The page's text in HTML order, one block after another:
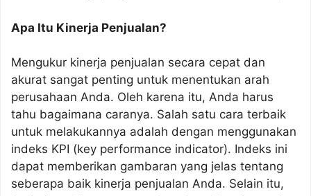
Apa Itu Kinerja Penjualan?
Mengukur kinerja penjualan secara cepat dan
akurat sangat penting untuk menentukan arah
perusahaan Anda. Oleh karena itu, Anda harus
tahu bagaimana caranya. Salah satu cara terbaik
untuk melakukannya adalah dengan menggunakan
indeks KPI (key performance indicator). Indeks ini
dapat memberikan gambaran yang jelas tentang
seberapa baik kinerja penjualan Anda. Selain itu,